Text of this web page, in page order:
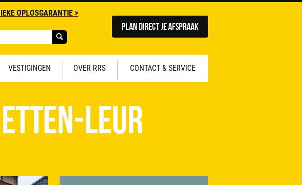
OPLOSGARANTIE >
Plan direct je afspraak
VESTIGINGEN OVER RRS CONTACT & SERVICE
Leur